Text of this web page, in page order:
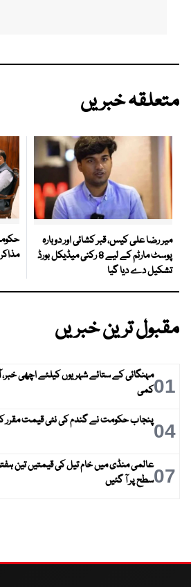
متعلقہ خبریں
میر رضا علی کیس، قبر کشائی اور دوبارہ
پوسٹ مارٹم کے لیے 8 رکنی میڈیکل بورڈ
تشکیل دے دیا گیا
مقبول ترین خبریں
01مہنگائی کے ستائے شہریوں کیلئے اچھی
کمی
04پنجاب حکومت نے گندم کی نئی قیمت مقرر
07عالمی منڈی میں خام تیل کی قیمتیں تین
سطح پر آ گئیں